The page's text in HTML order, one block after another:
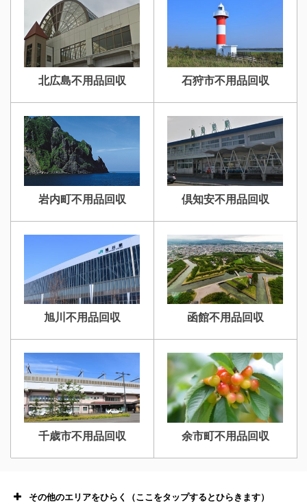
北広島不用品回収 石狩市不用品回収
岩内町不用品回収 倶知安不用品回収
旭川不用品回収 函館不用品回収
千歳市不用品回収 余市町不用品回収
その他のエリアをひらく（ここをタップするとひらきます）